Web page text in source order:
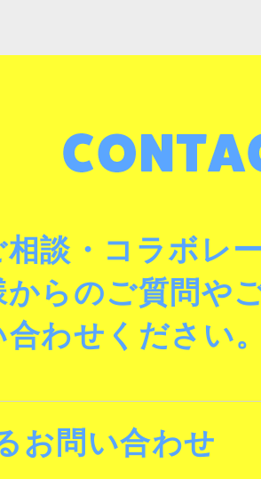
談・コラボレ
からのご質問や
合わせください
お問い合わせ